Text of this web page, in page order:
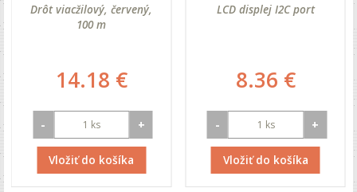
Drôt viacžilový, červený,
100 m
14.18 €
- +
Vložiť do košíka
LCD displej I2C port
8.36 €
- +
Vložiť do košíka